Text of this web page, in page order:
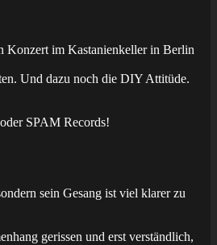
Konzert im Kastanienkeller in Berlin
Und dazu noch die DIY Attitüde.
SPAM Records!
sein Gesang ist viel klarer zu
gerissen und erst verständlich,